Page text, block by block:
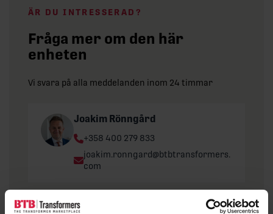
ÄR DU INTRESSERAD?
Fråga mer om den här
enheten
Vi svara på alla meddelanden inom 24 timmar
Joakim Rönngård
Phone:
+358 400 279 833
Email:
joakim.ronngard@btbtransformers.
com
”*” anger obligatoriska fält